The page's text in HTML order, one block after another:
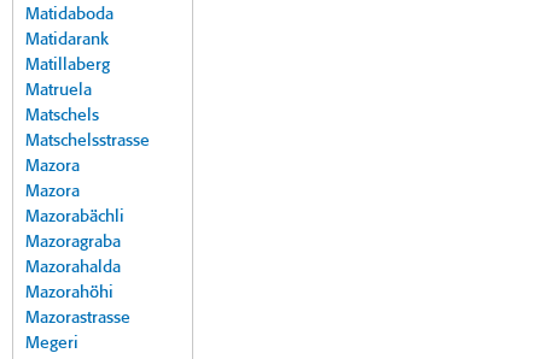
Matidaboda
Matidarank
Matillaberg
Matruela
Matschels
Matschelsstrasse
Mazora
Mazora
Mazorabächli
Mazoragraba
Mazorahalda
Mazorahöhi
Mazorastrasse
Megeri